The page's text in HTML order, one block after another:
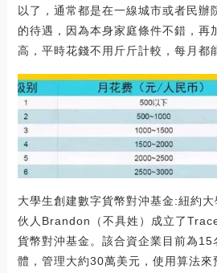
以了，通常都是在一線城市或者民辦
的待遇，因為本身家庭條件不錯，再
高，平時花錢不用斤斤計較，每月都
大學生創建數字貨幣對沖基金:紐約
伙人Brandon（不具姓）成立了
貨幣對沖基金。該合資企業目前為15
體，管理大約30萬美元，使用算法來